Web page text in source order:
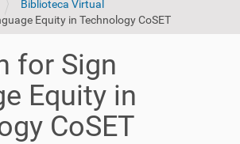
Biblioteca Virtual
Equity in Technology CoSET
for Sign
Equity in
CoSET